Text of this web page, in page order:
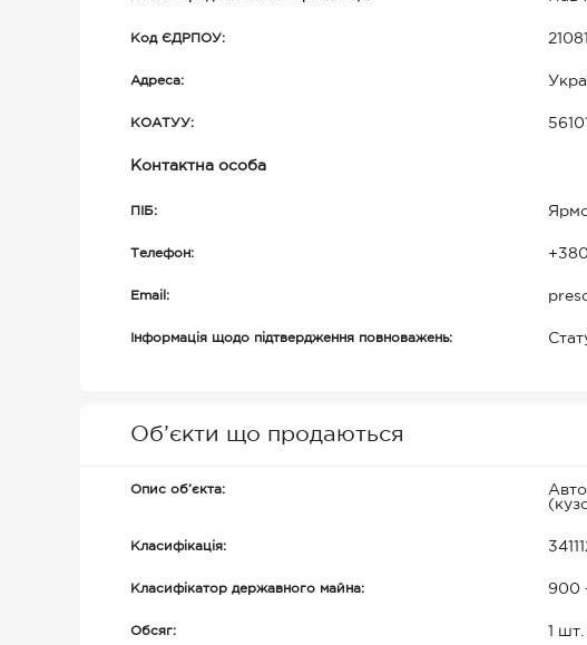
Код ЄДРПОУ:
Адреса:
КОАТУУ:
Контактна особа
ПІБ:
Телефон:
Email:
Інформація щодо підтвердження повноважень:
Об’єкти що продаються
Опис об’єкта:
Класифікація:
Класифікатор державного майна: 900
Обсяг: 1 шт.